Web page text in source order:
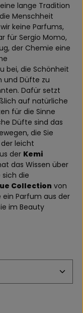
lange Tradition
Menschheit
keine Parfums,
für Sergio Momo,
der Chemie eine
bei, die Schönheit
und Düfte zu
Dafür setzt
auf natürliche
für die Sinne
Düfte sind das
die Sie
leicht
der Kemi
das Wissen über
sich die
Collection von
Parfum aus der
im Beauty